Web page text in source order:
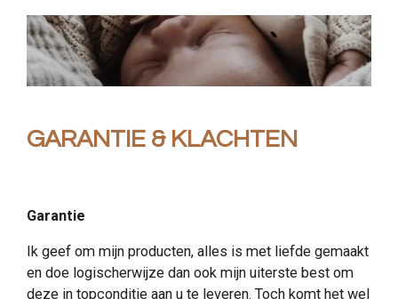
GARANTIE & KLACHTEN
Garantie
Ik geef om mijn producten, alles is met liefde gemaakt
en doe logischerwijze dan ook mijn uiterste best om
deze in topconditie aan u te leveren. Toch komt het wel